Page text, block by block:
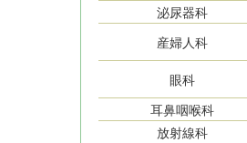
泌尿器科
産婦人科
眼科
耳鼻咽喉科
放射線科